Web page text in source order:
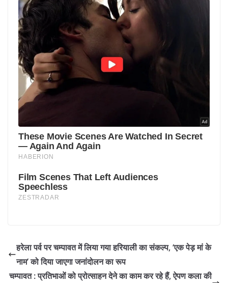
हरेला पर्व पर चम्पावत में लिया गया हरियाली का संकल्प, ‘एक पेड़ मां के
नाम’ को दिया जाएगा जनांदोलन का रूप
चम्पावत : प्रतिभाओं को प्रोत्साहन देने का काम कर रहे हैं, ऐपण कला की